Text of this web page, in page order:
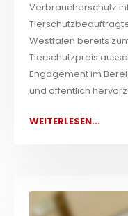
Verbraucherschutz
Westfalen bereits
Tierschutzpreis
Engagement im
und öffentlich
WEITERLESEN...